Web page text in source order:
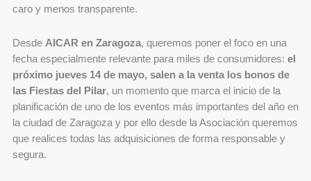
caro y menos transparente.
Desde AICAR en Zaragoza, queremos poner el foco en una
fecha especialmente relevante para miles de consumidores: el
próximo jueves 14 de mayo, salen a la venta los bonos de
las Fiestas del Pilar, un momento que marca el inicio de la
planificación de uno de los eventos más importantes del año en
la ciudad de Zaragoza y por ello desde la Asociación queremos
que realices todas las adquisiciones de forma responsable y
segura.